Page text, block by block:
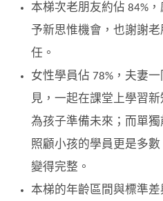
本梯次老朋友約佔 84%
予新思惟機會，也謝謝
任。
女性學員佔 78%，夫妻
見，一起在課堂上學習
為孩子準備未來；而單
照顧小孩的學員更是多
變得完整。
本梯的年齡區間與標準